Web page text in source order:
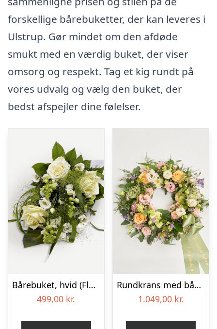
forskellige bårebuketter, der kan leveres i
Ulstrup. Gør mindet om den afdøde
smukt med en værdig buket, der viser
omsorg og respekt. Tag et kig rundt på
vores udvalg og vælg den buket, der
bedst afspejler dine følelser.
Bårebuket, hvid (Floristens kreative valg) med bånd
499,00 kr.
Rundkrans med bånd – Floristens kreative valg
1.049,00 kr.